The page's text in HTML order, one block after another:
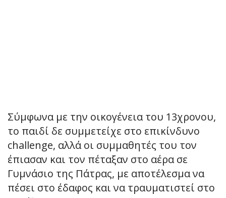
Σύμφωνα με την οικογένεια του 13χρονου,
το παιδί δε συμμετείχε στο επικίνδυνο
challenge, αλλά οι συμμαθητές του τον
έπιασαν και τον πέταξαν στο αέρα σε
Γυμνάσιο της Πάτρας, με αποτέλεσμα να
πέσει στο έδαφος και να τραυματιστεί στο